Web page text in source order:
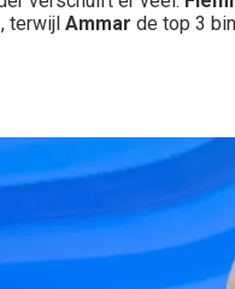
terwijl Ammar de top 3